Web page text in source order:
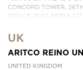
CONCORD TOWER,
OFFICE 2607, MEDIA
CONTÁCTANOS
UK
ARITCO REINO
UNITED KINGDOM